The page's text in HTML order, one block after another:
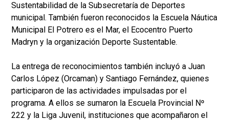
Sustentabilidad de la Subsecretaría de Deportes
municipal. También fueron reconocidos la Escuela Náutica
Municipal El Potrero es el Mar, el Ecocentro Puerto
Madryn y la organización Deporte Sustentable.
La entrega de reconocimientos también incluyó a Juan
Carlos López (Orcaman) y Santiago Fernández, quienes
participaron de las actividades impulsadas por el
programa. A ellos se sumaron la Escuela Provincial Nº
222 y la Liga Juvenil, instituciones que acompañaron el